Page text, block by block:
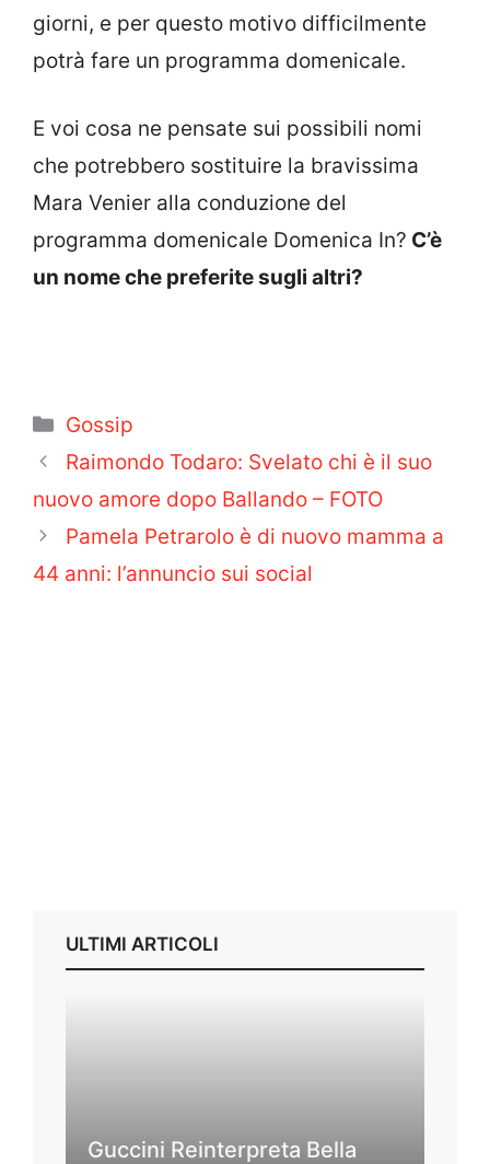
giorni, e per questo motivo difficilmente
potrà fare un programma domenicale.
E voi cosa ne pensate sui possibili nomi
che potrebbero sostituire la bravissima
Mara Venier alla conduzione del
programma domenicale Domenica In? C’è
un nome che preferite sugli altri?
Categorie
Gossip
Raimondo Todaro: Svelato chi è il suo
nuovo amore dopo Ballando – FOTO
Pamela Petrarolo è di nuovo mamma a
44 anni: l’annuncio sui social
ULTIMI ARTICOLI
Guccini Reinterpreta Bella